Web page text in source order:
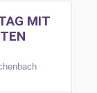
MIT